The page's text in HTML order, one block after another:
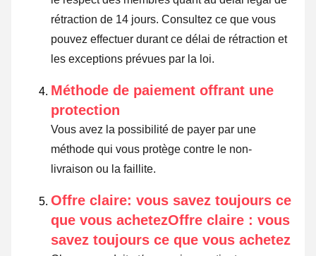
rétraction de 14 jours. Consultez ce que vous
pouvez effectuer durant ce délai de rétraction et
les exceptions prévues par la loi.
Méthode de paiement offrant une
protection
Vous avez la possibilité de payer par une
méthode qui vous protège contre le non-
livraison ou la faillite.
Offre claire: vous savez toujours ce
que vous achetezOffre claire : vous
savez toujours ce que vous achetez